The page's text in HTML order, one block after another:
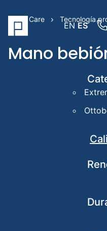
EN ES
Prime Care Tecnología
Mano